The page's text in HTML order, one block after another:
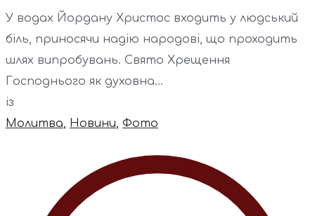
У водах Йордану Христос входить у людський
біль, приносячи надію народові, що проходить
шлях випробувань. Свято Хрещення
Господнього як духовна...
із
Молитва, Новини, Фото